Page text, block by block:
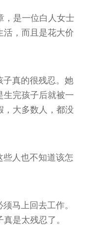
是一位白人女士
活，而且是花大价
真的很残忍。她
生完孩子后就被一
，大多数人，都没
人也不知道该怎
马上回去工作。
是太残忍了。